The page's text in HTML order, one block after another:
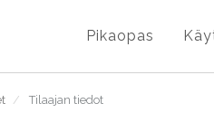
Pikaopas
/ Tilaajan tiedot